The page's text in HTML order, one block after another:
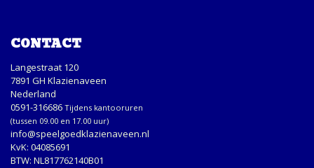
CONTACT
Langestraat 120
7891 GH Klazienaveen
Nederland
0591-316686 Tijdens kantooruren
(tussen 09.00 en 17.00 uur)
info@speelgoedklazienaveen.nl
KvK: 04085691
BTW: NL817762140B01